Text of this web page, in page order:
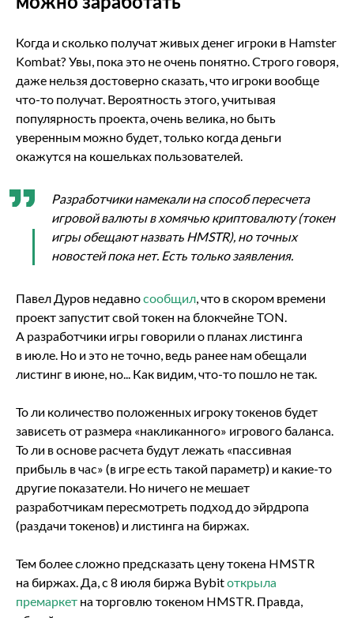
Когда и сколько получат живых денег игроки в Hamster
Kombat? Увы, пока это не очень понятно. Строго говоря,
даже нельзя достоверно сказать, что игроки вообще
что-то получат. Вероятность этого, учитывая
популярность проекта, очень велика, но быть
уверенным можно будет, только когда деньги
окажутся на кошельках пользователей.
Разработчики намекали на способ пересчета
игровой валюты в хомячью криптовалюту (токен
игры обещают назвать HMSTR), но точных
новостей пока нет. Есть только заявления.
Павел Дуров недавносообщил , что в скором времени
проект запустит свой токен на блокчейне TON.
А разработчики игры говорили о планах листинга
в июле. Но и это не точно, ведь ранее нам обещали
листинг в июне, но... Как видим, что-то пошло не так.
То ли количество положенных игроку токенов будет
зависеть от размера «накликанного» игрового баланса.
То ли в основе расчета будут лежать «пассивная
прибыль в час» (в игре есть такой параметр) и какие-то
другие показатели. Но ничего не мешает
разработчикам пересмотреть подход до эйрдропа
(раздачи токенов) и листинга на биржах.
Тем более сложно предсказать цену токена HMSTR
на биржах. Да, с 8 июля биржа Bybitоткрыла
премаркет на торговлю токеном HMSTR. Правда,